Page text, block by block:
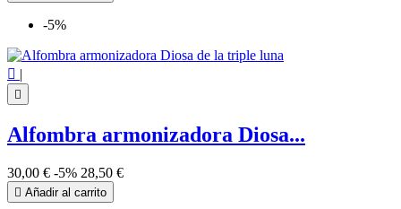
-5%
 |

Alfombra armonizadora Diosa...
30,00 € -5% 28,50 €
 Añadir al carrito